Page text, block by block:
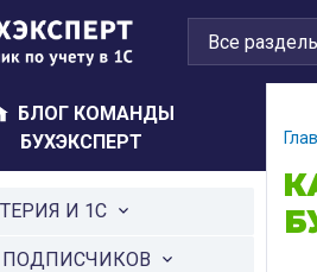
БЛОГ КОМАНДЫ
БУХЭКСПЕРТ
И 1С